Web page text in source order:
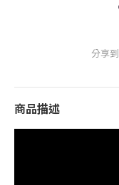
分享到
商品描述